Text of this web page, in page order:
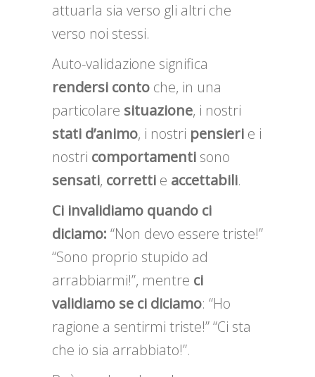
attuarla sia verso gli altri che
verso noi stessi.
Auto-validazione significa
rendersi conto che, in una
particolare situazione, i nostri
stati d’animo, i nostri pensieri e i
nostri comportamenti sono
sensati, corretti e accettabili.
Ci invalidiamo quando ci
diciamo: “Non devo essere triste!”
“Sono proprio stupido ad
arrabbiarmi!”, mentre ci
validiamo se ci diciamo: “Ho
ragione a sentirmi triste!” “Ci sta
che io sia arrabbiato!”.